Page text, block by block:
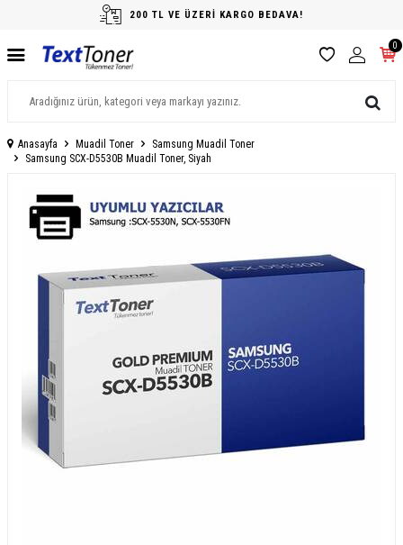
200 TL VE ÜZERİ KARGO BEDAVA!
0
Anasayfa Muadil Toner
Samsung Muadil Toner
Samsung SCX-D5530B Muadil Toner, Siyah